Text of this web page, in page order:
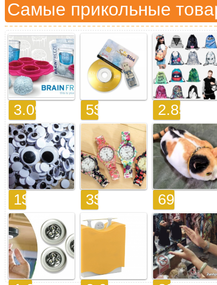
Самые прикольные